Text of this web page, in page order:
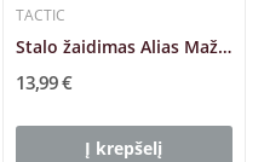
TACTIC
Stalo žaidimas Alias Mažųjų TACTIC
13,99 €
Į krepšelį